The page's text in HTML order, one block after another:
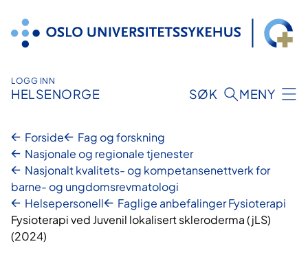
innhold
LOGG INN
HELSENORGE SØK MENY
Forside
Fag og forskning
Nasjonale og regionale tjenester
Nasjonalt kvalitets- og kompetansenettverk for
barne- og ungdomsrevmatologi
Helsepersonell
Faglige anbefalinger Fysioterapi
Fysioterapi ved Juvenil lokalisert skleroderma (jLS)
(2024)